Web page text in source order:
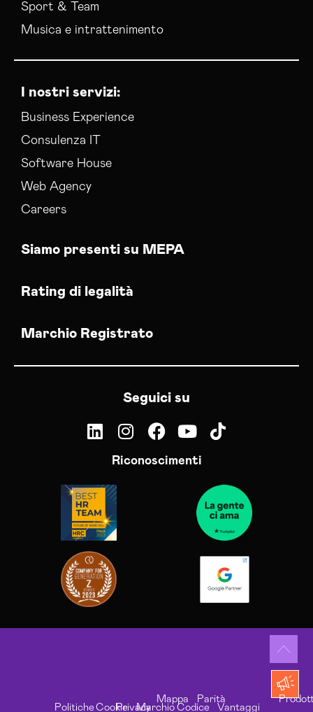
Sport & Team
Musica e intrattenimento
I nostri servizi:
Business Experience
Consulenza IT
Software House
Web Agency
Careers
Siamo presenti su MEPA
Rating di legalità
Marchio Registrato
Seguici su
Riconoscimenti
Politiche CookiePrivacyMarchio
Mappa
Codice
Parità
Vantaggi